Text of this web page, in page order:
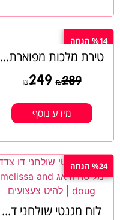
%14 הנחה
טירת מלכות מפוארת...
₪289
₪249
מידע נוסף
%24 הנחה
לוח מגנטי שולחני ד...